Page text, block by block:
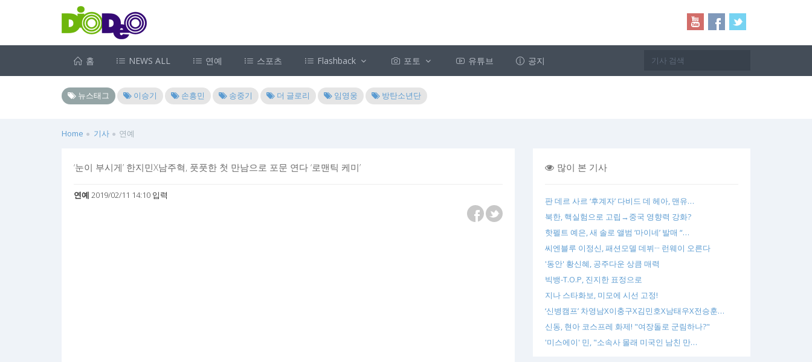
홈 NEWS ALL 연예 스포츠 Flashback 포토 유튜브 공지
뉴스태그 이승기 손흥민 송중기 더 글로리 임영웅 방탄소년단
Home 기사 연예
‘눈이 부시게’ 한지민X남주혁, 풋풋한 첫 만남으로 포문 연다 ‘로맨틱 케미’
연예 2019/02/11 14:10 입력
많이 본 기사
판 데르 사르 ‘후계자’ 다비드 데 헤아, 맨유…
북한, 핵실험으로 고립→중국 영향력 강화?
핫펠트 예은, 새 솔로 앨범 ‘마이네’ 발매 “…
씨엔블루 이정신, 패션모델 데뷔··· 런웨이 오른다
'동안' 황신혜, 공주다운 상큼 매력
빅뱅-T.O.P, 진지한 표정으로
지나 스타화보, 미모에 시선 고정!
‘신병캠프’ 차영남X이충구X김민호X남태우X전승훈…
신동, 현아 코스프레 화제! "여장돌로 군림하나?"
'미스에이' 민, "소속사 몰래 미국인 남친 만…